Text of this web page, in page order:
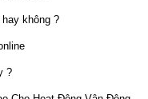
không ?
?